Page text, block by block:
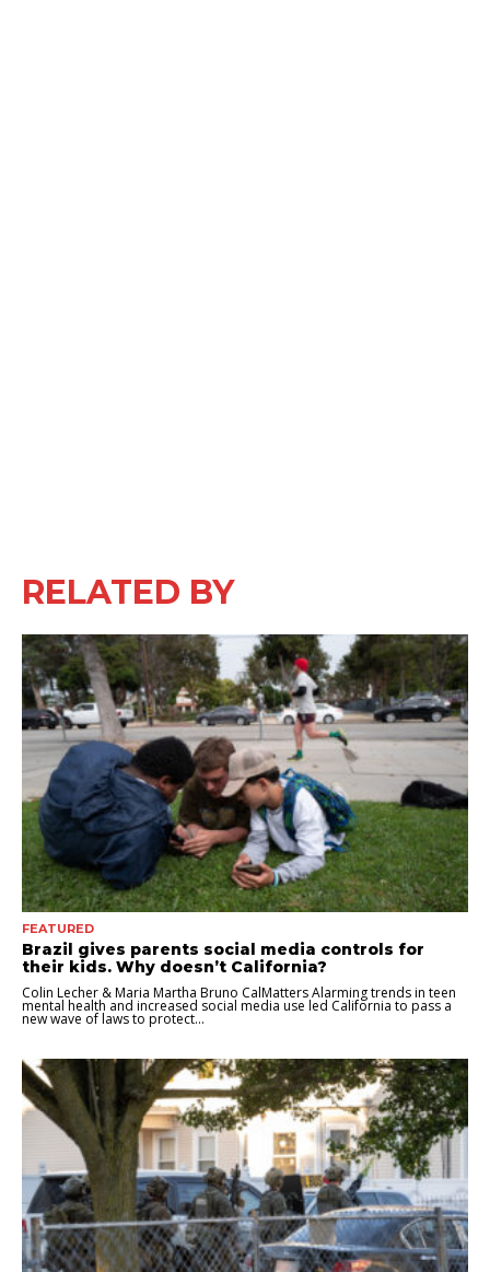
RELATED BY
FEATURED
Brazil gives parents social media controls for
their kids. Why doesn’t California?
Colin Lecher & Maria Martha Bruno CalMatters Alarming trends in teen
mental health and increased social media use led California to pass a
new wave of laws to protect...